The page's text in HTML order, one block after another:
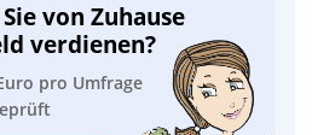
von Zuhause
verdienen?
pro Umfrage